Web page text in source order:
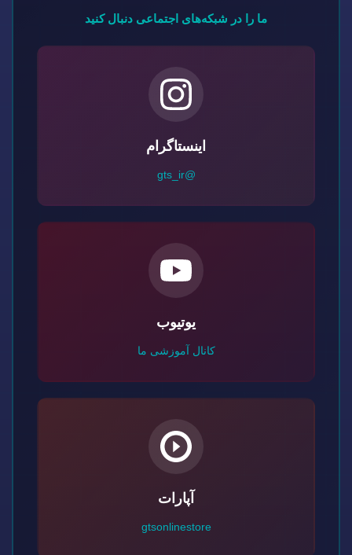
ما را در شبکه‌های اجتماعی دنبال کنید
اینستاگرام
@gts_ir
یوتیوب
کانال آموزشی ما
آپارات
gtsonlinestore